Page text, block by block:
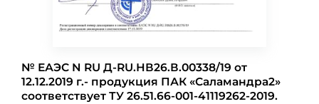
№ ЕАЭС N RU Д-RU.НВ26.В.00338/19 от
12.12.2019 г.- продукция ПАК «Саламандра2»
соответствует ТУ 26.51.66-001-41119262-2019.